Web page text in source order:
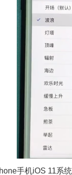
手机iOS 11系统